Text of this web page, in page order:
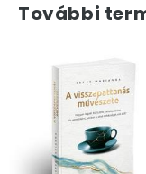
További